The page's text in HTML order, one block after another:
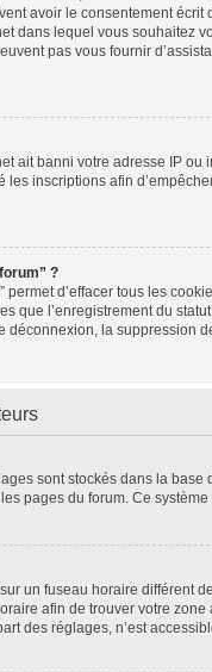
avoir le consentement
dans lequel vous souhaitez
pas vous fournir
ait banni votre adresse IP
inscriptions afin
?
permet d’effacer tous les
que l’enregistrement du
la suppression
sont stockés dans la
pages du forum. Ce
un fuseau horaire différent
afin de trouver votre
des réglages, n’est